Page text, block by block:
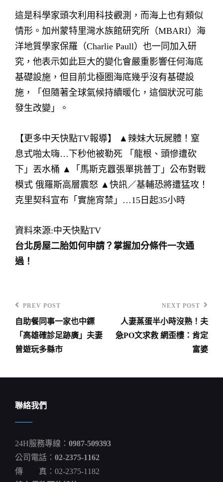
這是科學家頭次利用科技觀測，而海上也有類似
情形。加州蒙特里灣水族館研究所（MBARI）海
洋地質學家保羅（Charlie Paull）也一同加入研
究，他表示如此巨大的變化會嚴重影響任何海底
基礎設施，但目前北極圈海底幾乎沒有基礎設
施，「但隨著全球氣候持續暖化，這個狀況可能
發生改變」。
【更多中天快點TV報導】 ▲辣妹大玩屍體！窒
息式啪太嗨…下秒他被勒死 「龍根、頭慘遭砍
下」丟水桶 ▲「馬斯克囂張單挑普丁」公布對戰
模式 俄羅斯高層震怒 ▲快訊／基輔恐將遭猛攻！
克里契科宣布「實施宵禁」…15日起35小時
資料來源:中天快點TV
台北房屋二胎如何申請？掌握加分條件一次通
過！
文
章
覽
Previous
Post
PREV POST
自助餐同事一家也中鏢
「高雄確診足跡廣」夫妻
曾遊玩多縣市
Post
NEXT POST
人妻蒸蛋半小時沒熟！夫
急PO文求救 網歪樓：肯定
富婆
聯絡我們
24H服務專線： 0987-509393
公司電話： 02-2375-1162
傳 真：02-2375-1182